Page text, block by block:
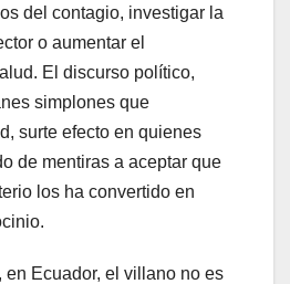
del contagio, investigar la
o aumentar el
El discurso político,
simplones que
surte efecto en quienes
de mentiras a aceptar que
los ha convertido en
en Ecuador, el villano no es